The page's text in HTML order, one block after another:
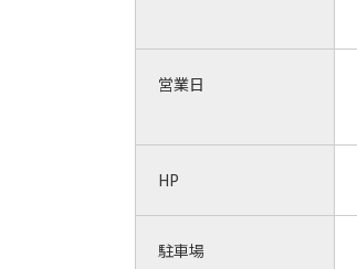
営業日
HP
駐車場